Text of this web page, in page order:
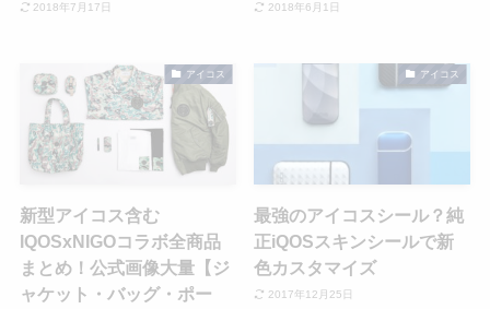
2018年7月17日 2018年6月1日
アイコス
新型アイコス含む
IQOSxNIGOコラボ全商品
まとめ！公式画像大量【ジ
ャケット・バッグ・ポー
アイコス
最強のアイコスシール？純
正iQOSスキンシールで新
色カスタマイズ
2017年12月25日